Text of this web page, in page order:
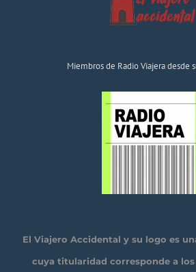
Miembros de Radio Viajera desde
El Viajero Accidental y su logo es
cuya titularidad corresponde a